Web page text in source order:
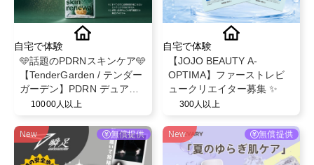
自宅で体験
🩵話題のPDRNスキンケア🩵
【TenderGarden / テンダー
ガーデン】PDRN デュアル
ブースト 美容液ミスト モニ
10000人以上
自宅で体験
【JOJO BEAUTY A-
OPTIMA】ファーストレビ
ュークリエイター募集 ✨
300人以上
New 無償提供 New 無償提供